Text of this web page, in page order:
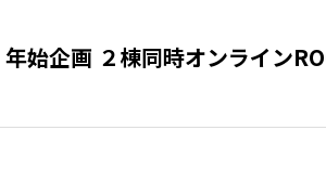
始企画 ２棟同時オンライン